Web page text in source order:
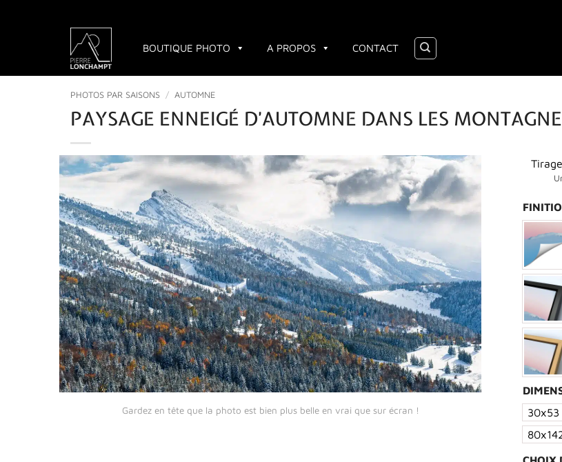
BOUTIQUE PHOTO A PROPOS CONTACT
PHOTOS PAR SAISONS / AUTOMNE
PAYSAGE ENNEIGÉ D’AUTOMNE DANS LES
Gardez en tête que la photo est bien plus belle en vrai que sur écran !
30x53